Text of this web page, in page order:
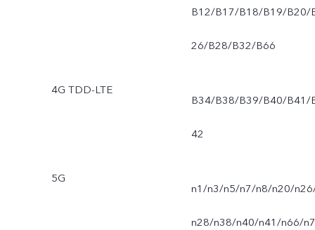
B12/B17/B18/B19/B20/
26/B28/B32/B66
4G TDD-LTE
B34/B38/B39/B40/B41/
42
5G
n1/n3/n5/n7/n8/n20/
n28/n38/n40/n41/n66/n7